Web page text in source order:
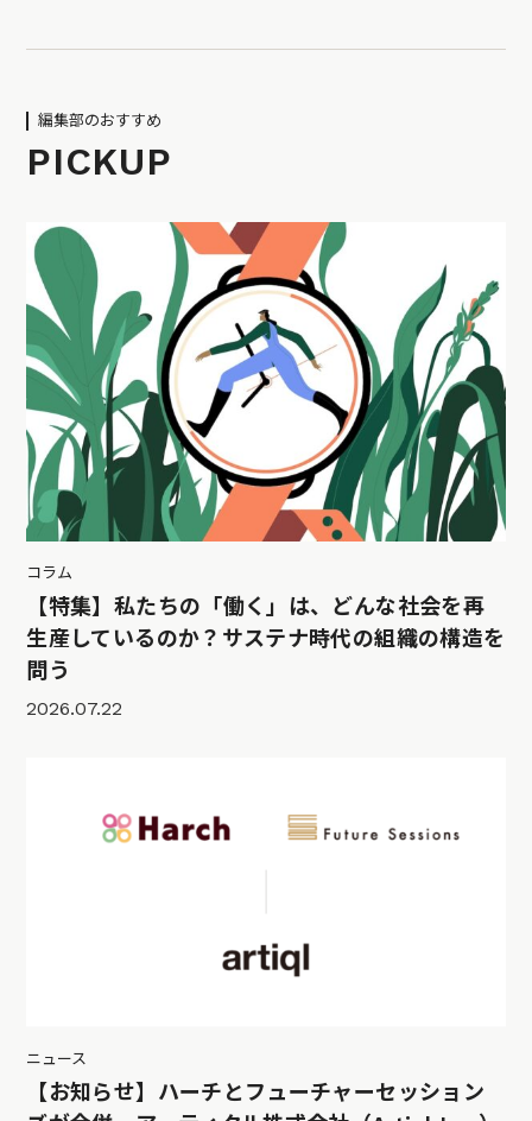
編集部のおすすめ
PICKUP
コラム
【特集】私たちの「働く」は、どんな社会を再
生産しているのか？サステナ時代の組織の構造を
問う
2026.07.22
ニュース
【お知らせ】ハーチとフューチャーセッション